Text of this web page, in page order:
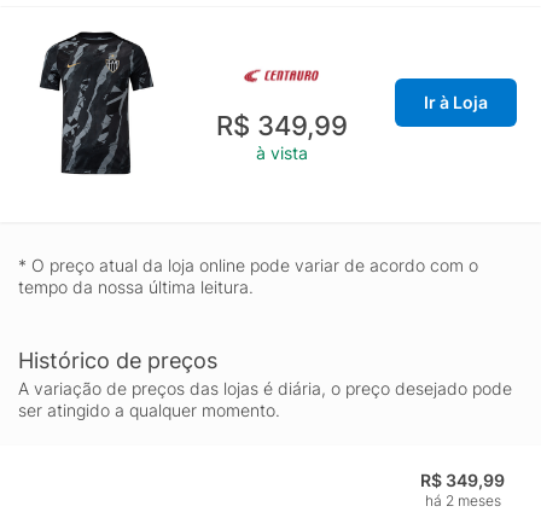
R$ 349,99
à vista
Ir à Loja
* O preço atual da loja online pode variar de acordo com o
tempo da nossa última leitura.
Histórico de preços
A variação de preços das lojas é diária, o preço desejado pode
ser atingido a qualquer momento.
R$ 349,99
há 2 meses